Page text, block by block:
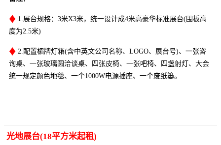
♦ 1.展台规格：3米X3米，统一设计成4米高豪华标准展台(围板高
度为2.5米)
♦ 2.配置楣牌灯箱(含中英文公司名称、LOGO、展台号)、一张咨
询桌、一张玻璃圆洽谈桌、四张皮椅、一张吧椅、四盏射灯、大会
统一规定颜色地毯、一个1000W电源插座、一个废纸篓。
光地展台(18平方米起租)